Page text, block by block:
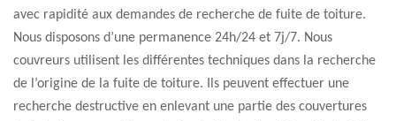
avec rapidité aux demandes de recherche de fuite de toiture.
Nous disposons d’une permanence 24h/24 et 7j/7. Nous
couvreurs utilisent les différentes techniques dans la recherche
de l’origine de la fuite de toiture. Ils peuvent effectuer une
recherche destructive en enlevant une partie des couvertures